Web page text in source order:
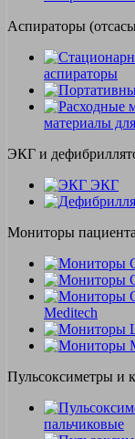
Аспираторы
аспираторы
материалы
ЭКГ и
ЭКГ
Мониторы пациента
Meditech
Пульсоксиметры и
пальчиковые